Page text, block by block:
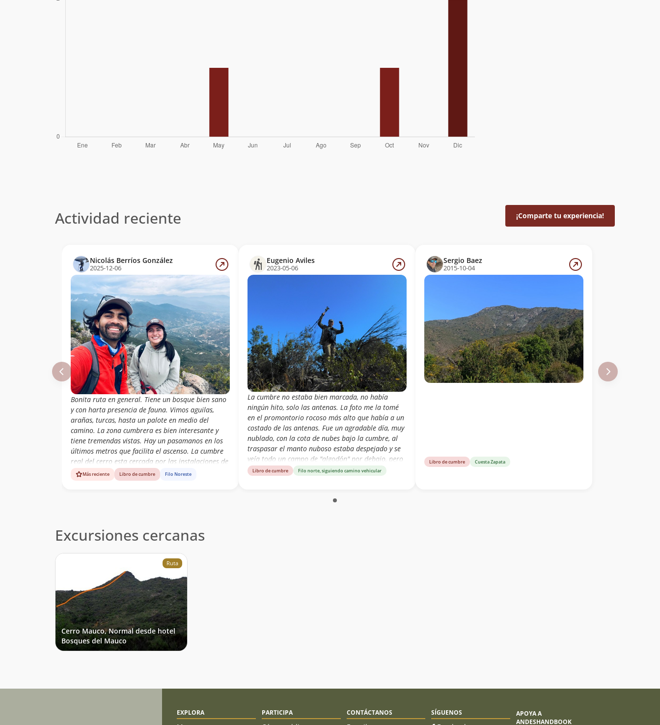
Actividad reciente ¡Comparte tu experiencia!
Nicolás Berríos González
2025-12-06
Bonita ruta en general. Tiene un bosque bien sano
y con harta presencia de fauna. Vimos aguilas,
arañas, turcas, hasta un palote en medio del
camino. La zona cumbrera es bien interesante y
tiene tremendas vistas. Hay un pasamanos en los
últimos metros que facilita el ascenso. La cumbre
real del cerro esta cercada por las instalaciones de
antenas de telecomunicaciones.
Más reciente Libro de cumbre Filo Noreste
Eugenio Aviles
2023-05-06
La cumbre no estaba bien marcada, no había
ningún hito, solo las antenas. La foto me la tomé
en el promontorio rocoso más alto que había a un
costado de las antenas. Fue un agradable día, muy
nublado, con la cota de nubes bajo la cumbre, al
traspasar el manto nuboso estaba despejado y se
veía todo un campo de "algodón" por debajo, pero
que no permitió observar los valles de Casablanca
Libro de cumbre Filo norte, siguiendo camino vehicular
Sergio Baez
2015-10-04
Libro de cumbre Cuesta Zapata
Excursiones cercanas
Ruta
Cerro Mauco, Normal desde hotel
Bosques del Mauco
EXPLORA PARTICIPA CONTÁCTANOS SÍGUENOS
APOYA A
ANDESHANDBOOK